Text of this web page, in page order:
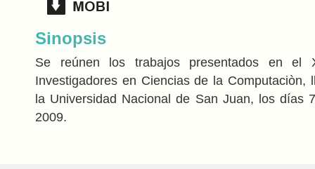
Sinopsis
Se reúnen los trabajos presentados en el
Investigadores en Ciencias de la Computaciòn,
la Universidad Nacional de San Juan, los días
2009.